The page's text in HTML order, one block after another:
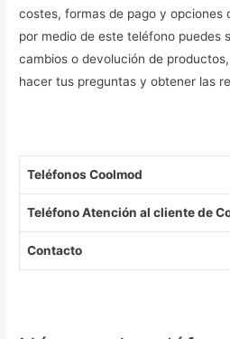
costes, formas de pago y opciones
por medio de este teléfono puedes
cambios o devolución de
hacer tus preguntas y obtener las
Teléfonos Coolmod
Teléfono Atención al cliente de
Contacto